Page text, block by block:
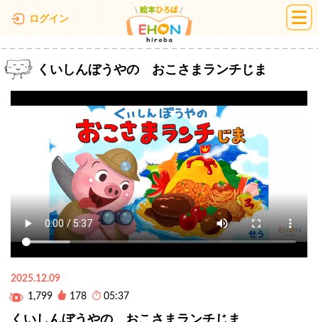
ログイン 絵本ひろば
くいしんぼうやの おこさまランチじま
2025.12.09
1,799
178 05:37